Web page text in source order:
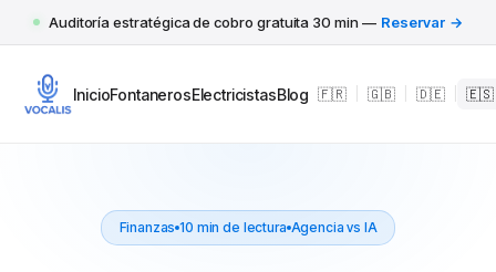
Auditoría estratégica de cobro gratuita 30 min — Reservar →
InicioFontanerosElectricistasBlog 🇫🇷 🇬🇧 🇩🇪 🇪🇸
Finanzas 10 min de lectura Agencia vs IA